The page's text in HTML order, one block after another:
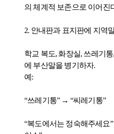
의 체계적 보존으로 이어진
2. 안내판과 표지판에 지역
학교 복도, 화장실, 쓰레기
에 부산말을 병기하자.
예:
“쓰레기통” → “씨레기통”
“복도에서는 정숙해주세요